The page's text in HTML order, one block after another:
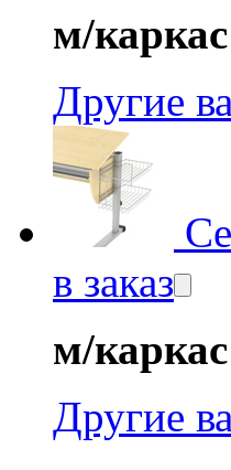
м/каркас
Другие
в заказ
м/каркас
Другие